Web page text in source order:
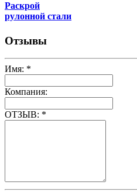
Раскрой
рулонной стали
Отзывы
Имя: *
Компания:
ОТЗЫВ: *